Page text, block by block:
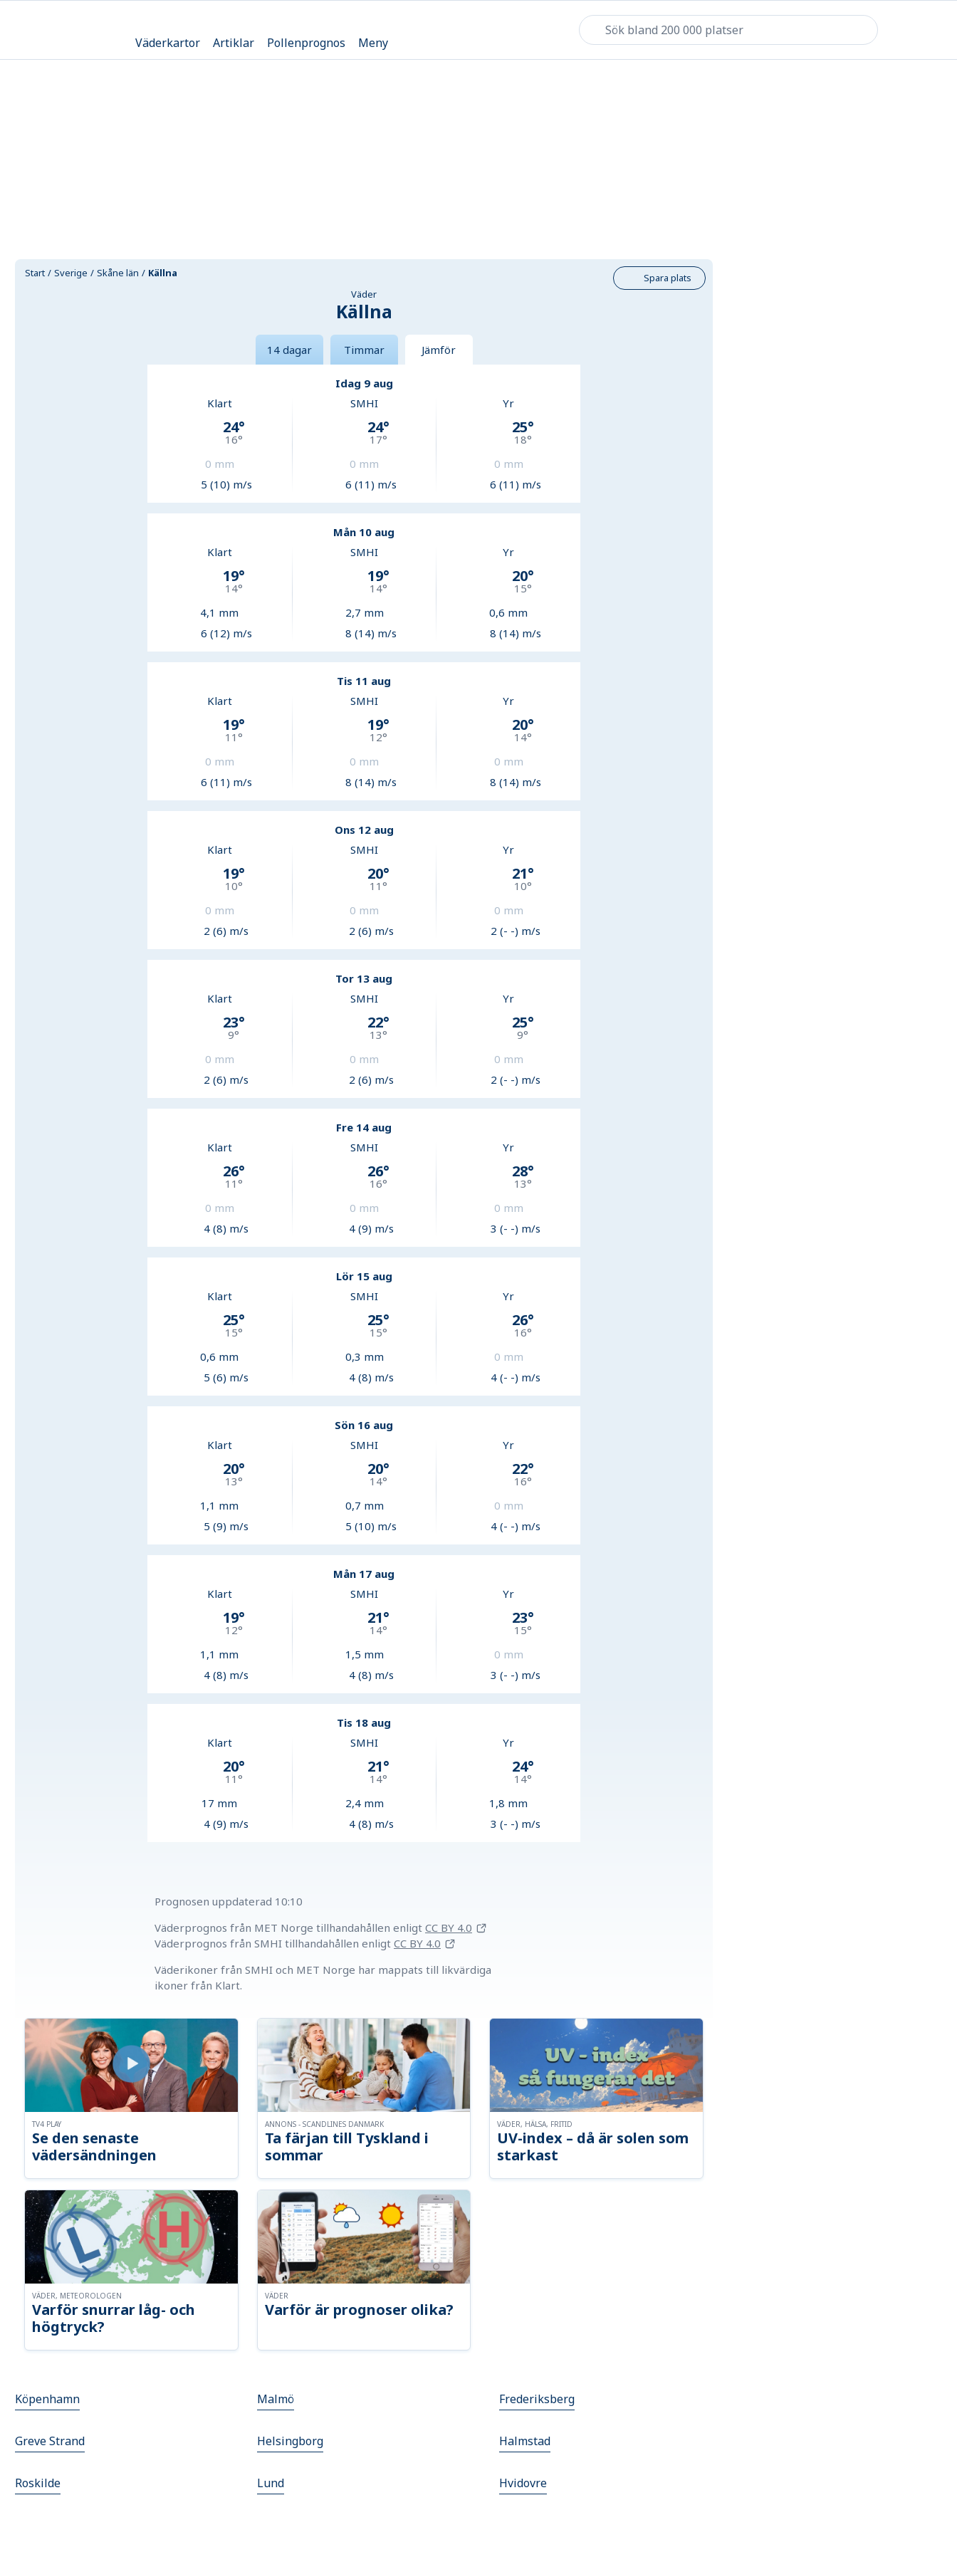
Väderkartor Artiklar Pollenprognos Meny
Start Sverige Skåne län Källna
Spara plats
Väder
Källna
14 dagar Timmar Jämför
Idag 9 aug
Klart
24°
16°
0 mm
5 (10) m/s
SMHI
24°
17°
0 mm
6 (11) m/s
Yr
25°
18°
0 mm
6 (11) m/s
Mån 10 aug
Klart
19°
14°
4,1 mm
6 (12) m/s
SMHI
19°
14°
2,7 mm
8 (14) m/s
Yr
20°
15°
0,6 mm
8 (14) m/s
Tis 11 aug
Klart
19°
11 °
0 mm
6 (11) m/s
SMHI
19°
12°
0 mm
8 (14) m/s
Yr
20°
14°
0 mm
8 (14) m/s
Ons 12 aug
Klart
19°
10°
0 mm
2 (6) m/s
SMHI
20°
11 °
0 mm
2 (6) m/s
Yr
21°
10°
0 mm
2 (- -) m/s
Tor 13 aug
Klart
23°
9°
0 mm
2 (6) m/s
SMHI
22°
13°
0 mm
2 (6) m/s
Yr
25°
9°
0 mm
2 (- -) m/s
Fre 14 aug
Klart
26°
11 °
0 mm
4 (8) m/s
SMHI
26°
16°
0 mm
4 (9) m/s
Yr
28°
13°
0 mm
3 (- -) m/s
Lör 15 aug
Klart
25°
15°
0,6 mm
5 (6) m/s
SMHI
25°
15°
0,3 mm
4 (8) m/s
Yr
26°
16°
0 mm
4 (- -) m/s
Sön 16 aug
Klart
20°
13°
1,1 mm
5 (9) m/s
SMHI
20°
14°
0,7 mm
5 (10) m/s
Yr
22°
16°
0 mm
4 (- -) m/s
Mån 17 aug
Klart
19°
12°
1,1 mm
4 (8) m/s
SMHI
21°
14°
1,5 mm
4 (8) m/s
Yr
23°
15°
0 mm
3 (- -) m/s
Tis 18 aug
Klart
20°
11 °
17 mm
4 (9) m/s
SMHI
21°
14°
2,4mm
4 (8) m/s
Yr
24°
14°
1,8 mm
3 (- -) m/s
Prognosen uppdaterad 10:10
Väderprognos från MET Norge tillhandahållen enligt CC BY 4.0
Väderprognos från SMHI tillhandahållen enligt CC BY 4.0
Väderikoner från SMHI och MET Norge har mappats till likvärdiga
ikoner från Klart.
Se den senaste
vädersändningen
TV4 PLAY
Ta färjan till Tyskland i
sommar
ANNONS - SCANDLINES DANMARK
UV-index – då är solen som
starkast
VÄDER, HÄLSA, FRITID
Varför snurrar låg- och
högtryck?
VÄDER, METEOROLOGEN
Varför är prognoser olika?
VÄDER
Köpenhamn Malmö Frederiksberg
Greve Strand Helsingborg Halmstad
Roskilde Lund Hvidovre